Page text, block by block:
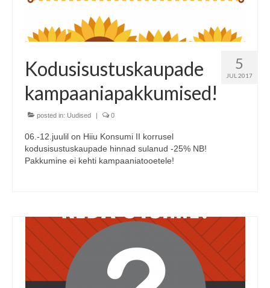
5
JUL 2017
Kodusisustuskaupade
kampaaniapakkumised!
posted in: Uudised | 0
06.-12.juulil on Hiiu Konsumi II korrusel
kodusisustuskaupade hinnad sulanud -25% NB!
Pakkumine ei kehti kampaaniatooetele!